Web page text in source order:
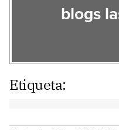
blogs
Etiqueta: